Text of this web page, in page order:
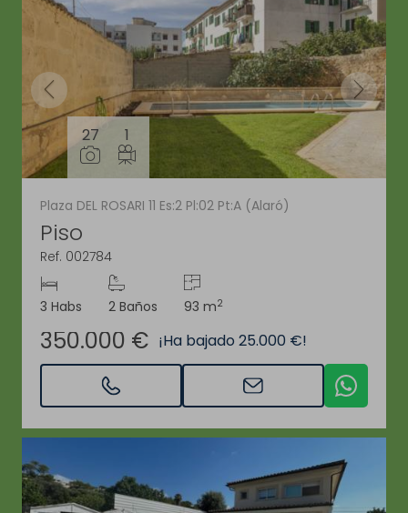
27 1
Plaza DEL ROSARI 11 Es:2 Pl:02 Pt:A (Alaró)
Piso
Ref. 002784
3 Habs 2 Baños 93 m2
350.000 € ¡Ha bajado 25.000 €!